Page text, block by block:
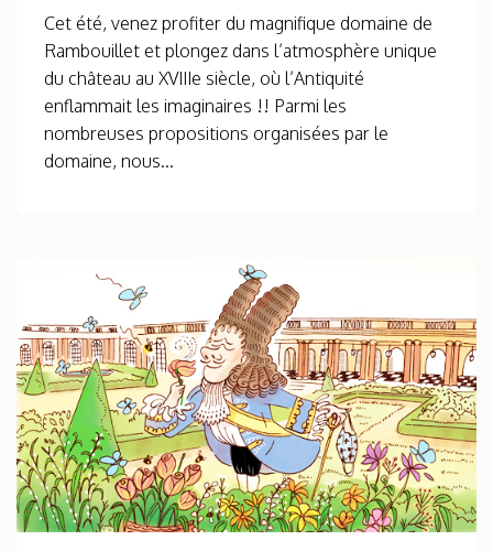
Cet été, venez profiter du magnifique domaine de
Rambouillet et plongez dans l’atmosphère unique
du château au XVIIIe siècle, où l’Antiquité
enflammait les imaginaires !! Parmi les
nombreuses propositions organisées par le
domaine, nous...